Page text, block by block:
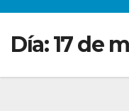
Día:17 de